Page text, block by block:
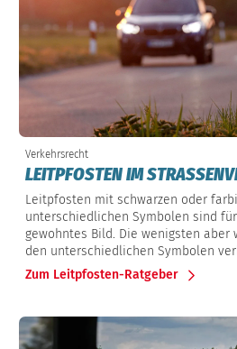
Verkehrsrecht
LEITPFOSTEN IM
Leitpfosten mit schwarzen oder
unterschiedlichen Symbolen sind
gewohntes Bild. Die wenigsten aber
den unterschiedlichen Symbolen
Zum Leitpfosten-Ratgeber